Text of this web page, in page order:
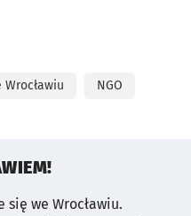
NGO
we Wrocławiu.